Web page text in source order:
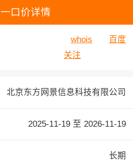
一口价详情
whois
百度
关注
北京东方网景信息科技有限公司
2025-11-19 至 2026-11-19
长期